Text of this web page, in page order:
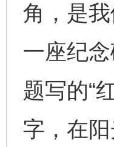
角，是
一座纪
题写的“
字，在